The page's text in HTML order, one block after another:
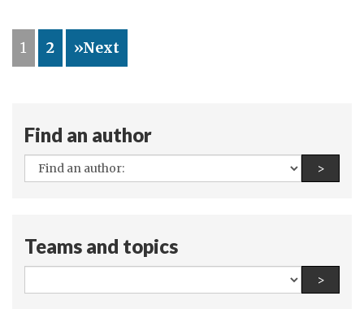
Quốc
hội
1 2 »Next
Find an author
All
authors:
>Find
Teams and topics
All
teams
>Find